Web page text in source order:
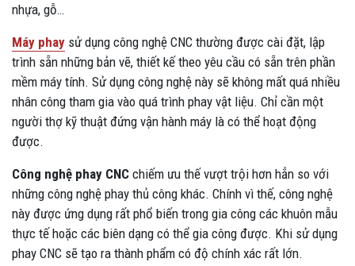
nhựa, gỗ…
Máy phay sử dụng công nghệ CNC thường được cài đặt, lập
trình sẵn những bản vẽ, thiết kế theo yêu cầu có sẵn trên phần
mềm máy tính. Sử dụng công nghệ này sẽ không mất quá nhiều
nhân công tham gia vào quá trình phay vật liệu. Chỉ cần một
người thợ kỹ thuật đứng vận hành máy là có thể hoạt động
được.
Công nghệ phay CNC chiếm ưu thế vượt trội hơn hẳn so với
những công nghệ phay thủ công khác. Chính vì thế, công nghệ
này được ứng dụng rất phổ biến trong gia công các khuôn mẫu
thực tế hoặc các biên dạng có thể gia công được. Khi sử dụng
phay CNC sẽ tạo ra thành phẩm có độ chính xác rất lớn.